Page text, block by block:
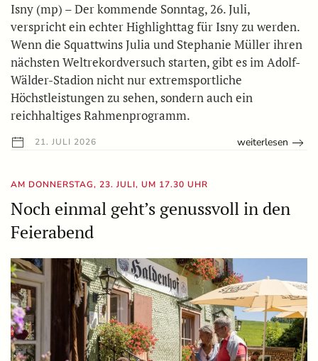
Isny (mp) – Der kommende Sonntag, 26. Juli,
verspricht ein echter Highlighttag für Isny zu werden.
Wenn die Squattwins Julia und Stephanie Müller ihren
nächsten Weltrekordversuch starten, gibt es im Adolf-
Wälder-Stadion nicht nur extremsportliche
Höchstleistungen zu sehen, sondern auch ein
reichhaltiges Rahmenprogramm.
21. JULI 2026 weiterlesen
AM DONNERSTAG, 23. JULI, UM 17.30 UHR
Noch einmal geht’s genussvoll in den
Feierabend